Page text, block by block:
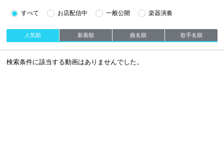
すべて お店配信中 一般公開 楽器演奏
人気順 新着順 曲名順 歌手名順
検索条件に該当する動画はありませんでした。